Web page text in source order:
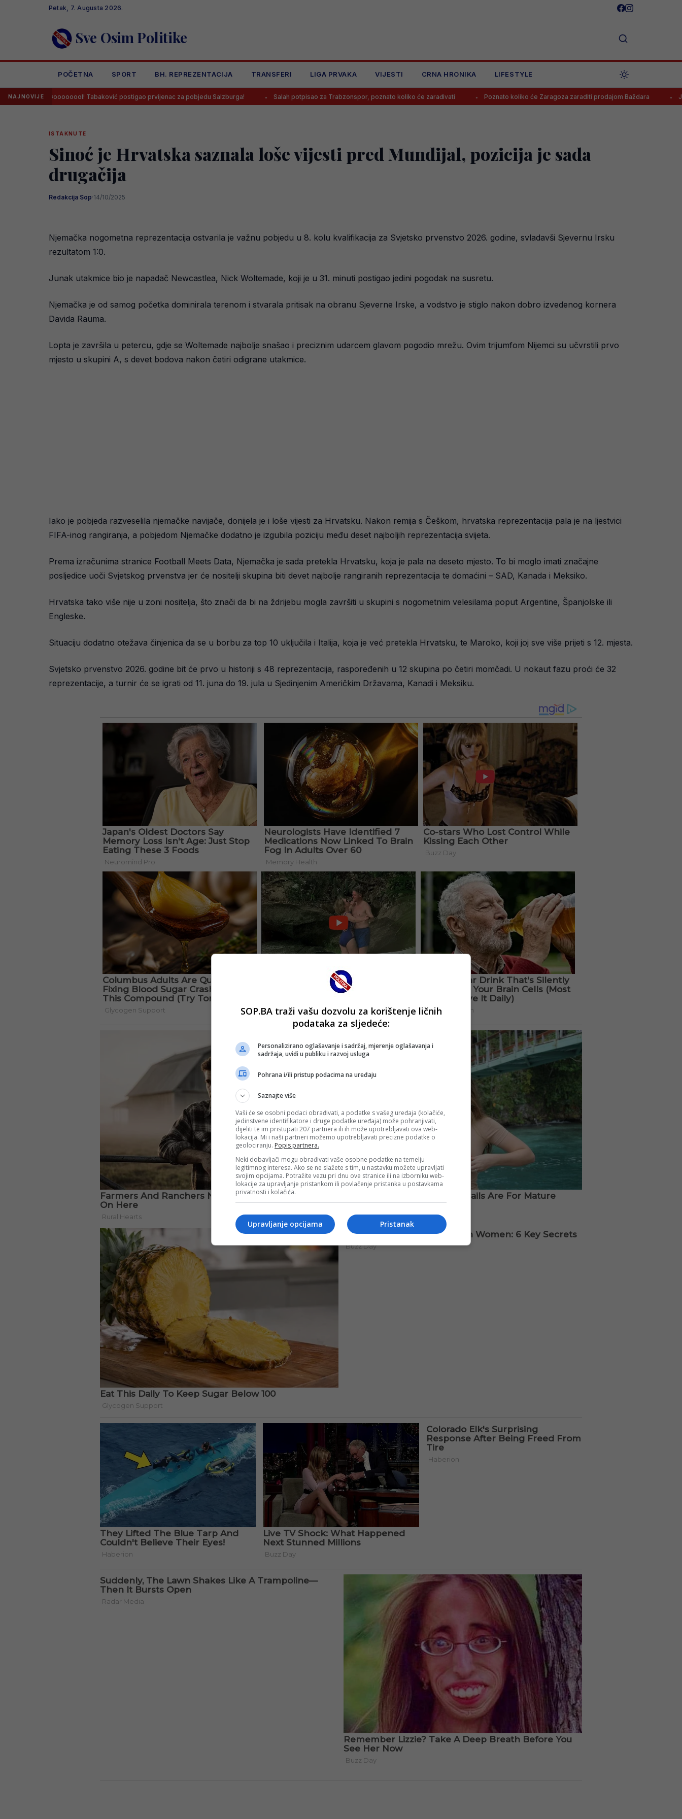
Petak, 7. Augusta 2026.
Sve Osim Politike
POČETNA SPORT BH. REPREZENTACIJA TRANSFERI LIGA PRVAKA VIJESTI CRNA HRONIKA LIFESTYLE
NAJNOVIJE
Goooooool! Tabaković postigao prvijenac za pobjedu Salzburga! Salah potpisao za Trabzonspor, poznato koliko će zarađivati Poznato koliko će Zaragoza zaraditi prodajom Baždara Juventus
ISTAKNUTE
Sinoć je Hrvatska saznala loše vijesti pred Mundijal, pozicija je sada
drugačija
Redakcija Sop·14/10/2025
Njemačka nogometna reprezentacija ostvarila je važnu pobjedu u 8. kolu kvalifikacija za Svjetsko prvenstvo 2026. godine, svladavši Sjevernu Irsku
rezultatom 1:0.
Junak utakmice bio je napadač Newcastlea, Nick Woltemade, koji je u 31. minuti postigao jedini pogodak na susretu.
Njemačka je od samog početka dominirala terenom i stvarala pritisak na obranu Sjeverne Irske, a vodstvo je stiglo nakon dobro izvedenog kornera
Davida Rauma.
Lopta je završila u petercu, gdje se Woltemade najbolje snašao i preciznim udarcem glavom pogodio mrežu. Ovim trijumfom Nijemci su učvrstili prvo
mjesto u skupini A, s devet bodova nakon četiri odigrane utakmice.
Iako je pobjeda razveselila njemačke navijače, donijela je i loše vijesti za Hrvatsku. Nakon remija s Češkom, hrvatska reprezentacija pala je na ljestvici
FIFA-inog rangiranja, a pobjedom Njemačke dodatno je izgubila poziciju među deset najboljih reprezentacija svijeta.
Prema izračunima stranice Football Meets Data, Njemačka je sada pretekla Hrvatsku, koja je pala na deseto mjesto. To bi moglo imati značajne
posljedice uoči Svjetskog prvenstva jer će nositelji skupina biti devet najbolje rangiranih reprezentacija te domaćini – SAD, Kanada i Meksiko.
Hrvatska tako više nije u zoni nositelja, što znači da bi na ždrijebu mogla završiti u skupini s nogometnim velesilama poput Argentine, Španjolske ili
Engleske.
Situaciju dodatno otežava činjenica da se u borbu za top 10 uključila i Italija, koja je već pretekla Hrvatsku, te Maroko, koji joj sve više prijeti s 12. mjesta.
Svjetsko prvenstvo 2026. godine bit će prvo u historiji s 48 reprezentacija, raspoređenih u 12 skupina po četiri momčadi. U nokaut fazu proći će 32
reprezentacije, a turnir će se igrati od 11. juna do 19. jula u Sjedinjenim Američkim Državama, Kanadi i Meksiku.
SOP.BA traži vašu dozvolu za korištenje ličnih
podataka za sljedeće:
Personalizirano oglašavanje i sadržaj, mjerenje oglašavanja i
sadržaja, uvidi u publiku i razvoj usluga
Pohrana i/ili pristup podacima na uređaju
Saznajte više
Vaši će se osobni podaci obrađivati, a podatke s vašeg uređaja (kolačiće,
jedinstvene identifikatore i druge podatke uređaja) može pohranjivati,
dijeliti te im pristupati 207 partnera ili ih može upotrebljavati ova web-
lokacija. Mi i naši partneri možemo upotrebljavati precizne podatke o
geolociranju. Popis partnera.
Neki dobavljači mogu obrađivati vaše osobne podatke na temelju
legitimnog interesa. Ako se ne slažete s tim, u nastavku možete upravljati
svojim opcijama. Potražite vezu pri dnu ove stranice ili na izborniku web-
lokacije za upravljanje pristankom ili povlačenje pristanka u postavkama
privatnosti i kolačića.
Pristanak
Upravljanje opcijama